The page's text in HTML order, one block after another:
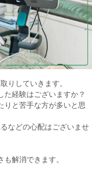
りしていきます。
た経験はございますか？
りと苦手な方が多いと思
などの心配はございませ
解消できます。